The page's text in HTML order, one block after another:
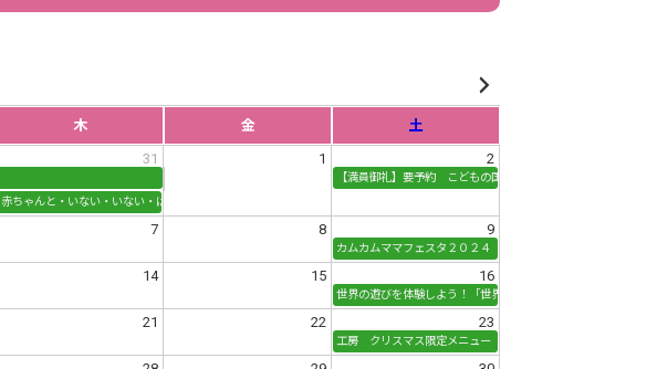
木 金
土
31 1 2
【満員御礼】要予約 こどもの国収穫祭 イモ掘り
赤ちゃんと・いない・いない・ばぁ！ 秋のトコトコおさんぽ会
7 8 9
カムカムママフェスタ２０２４
14 15 16
世界の遊びを体験しよう！「世界こどもデー」
21 22 23
工房 クリスマス限定メニュー